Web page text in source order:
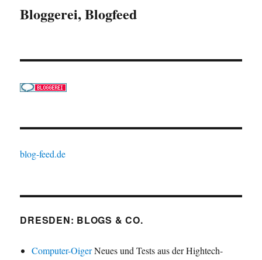
Bloggerei, Blogfeed
blog-feed.de
DRESDEN: BLOGS & CO.
Computer-OigerNeues und Tests aus der Hightech-